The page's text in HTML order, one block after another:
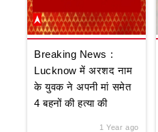
Breaking News :
Lucknow में अरशद नाम
के युवक ने अपनी मां समेत
4 बहनों की हत्या की
1 Year ago